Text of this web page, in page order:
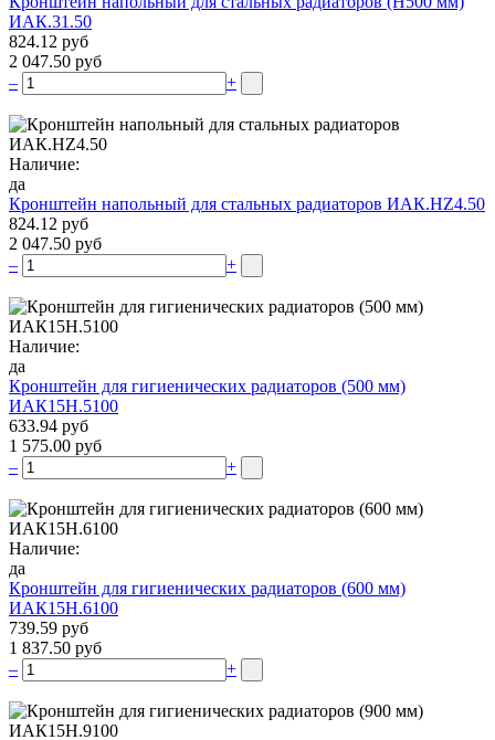
ИАК.31.50
824.12 руб
2 047.50 руб
–
+
Наличие:
да
Кронштейн напольный для стальных радиаторов ИАК.НZ4.50
824.12 руб
2 047.50 руб
–
+
Наличие:
да
Кронштейн для гигиенических радиаторов (500 мм)
ИАК15Н.5100
633.94 руб
1 575.00 руб
–
+
Наличие:
да
Кронштейн для гигиенических радиаторов (600 мм)
ИАК15Н.6100
739.59 руб
1 837.50 руб
–
+